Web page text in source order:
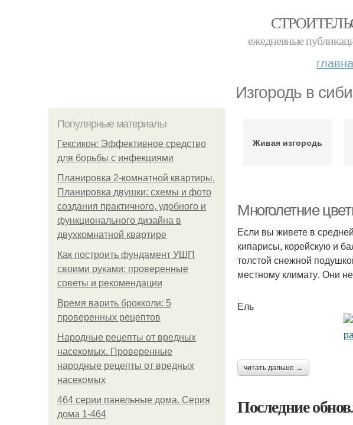
ежедневные
Изгородь в
Популярные материалы
Гексикон: Эффективное средство
для борьбы с инфекциями
Планировка 2-комнатной квартиры.
Планировка двушки: схемы и фото
создания практичного, удобного и
функционального дизайна в
двухкомнатной квартире
Как построить фундамент УШП
своими руками: проверенные
советы и рекомендации
Время варить брокколи: 5
проверенных рецептов
Народные рецепты от вредных
насекомых. Проверенные
народные рецепты от вредных
насекомых
464 серии панельные дома. Серия
дома 1-464
Живая изгородь
Многолетние
Если вы живете в
кипарисы, корейскую и
толстой снежной
местному климату. Они не
Ель
читать дальше →
Последние